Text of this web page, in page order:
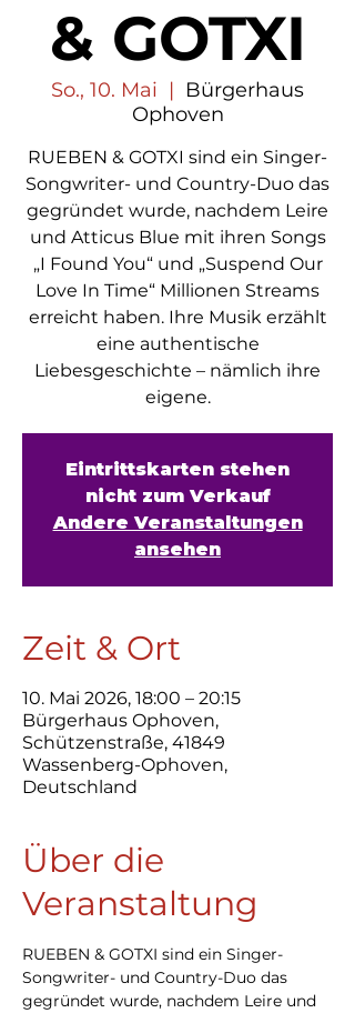
& GOTXI
So., 10. Mai
  |
Bürgerhaus
Ophoven
RUEBEN & GOTXI sind ein Singer-
Songwriter- und Country-Duo das
gegründet wurde, nachdem Leire
und Atticus Blue mit ihren Songs
„I Found You“ und „Suspend Our
Love In Time“ Millionen Streams
erreicht haben. Ihre Musik erzählt
eine authentische
Liebesgeschichte – nämlich ihre
eigene.
Eintrittskarten stehen
nicht zum Verkauf
Andere Veranstaltungen
ansehen
Zeit & Ort
10. Mai 2026, 18:00 – 20:15
Bürgerhaus Ophoven,
Schützenstraße, 41849
Wassenberg-Ophoven,
Deutschland
Über die
Veranstaltung
RUEBEN & GOTXI sind ein Singer-
Songwriter- und Country-Duo das
gegründet wurde, nachdem Leire und